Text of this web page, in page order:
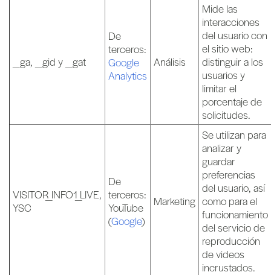
_ga, _gid y _gat
De
terceros:
Google
Analytics
Análisis
Mide las
interacciones
del usuario con
el sitio web:
distinguir a los
usuarios y
limitar el
porcentaje de
solicitudes.
VISITOR_INFO1_LIVE,
YSC
De
terceros:
YouTube
(Google)
Marketing
Se utilizan para
analizar y
guardar
preferencias
del usuario, así
como para el
funcionamiento
del servicio de
reproducción
de videos
incrustados.